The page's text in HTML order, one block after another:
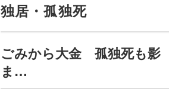
独居・孤独死
ごみから大金 孤独死も影
ま…